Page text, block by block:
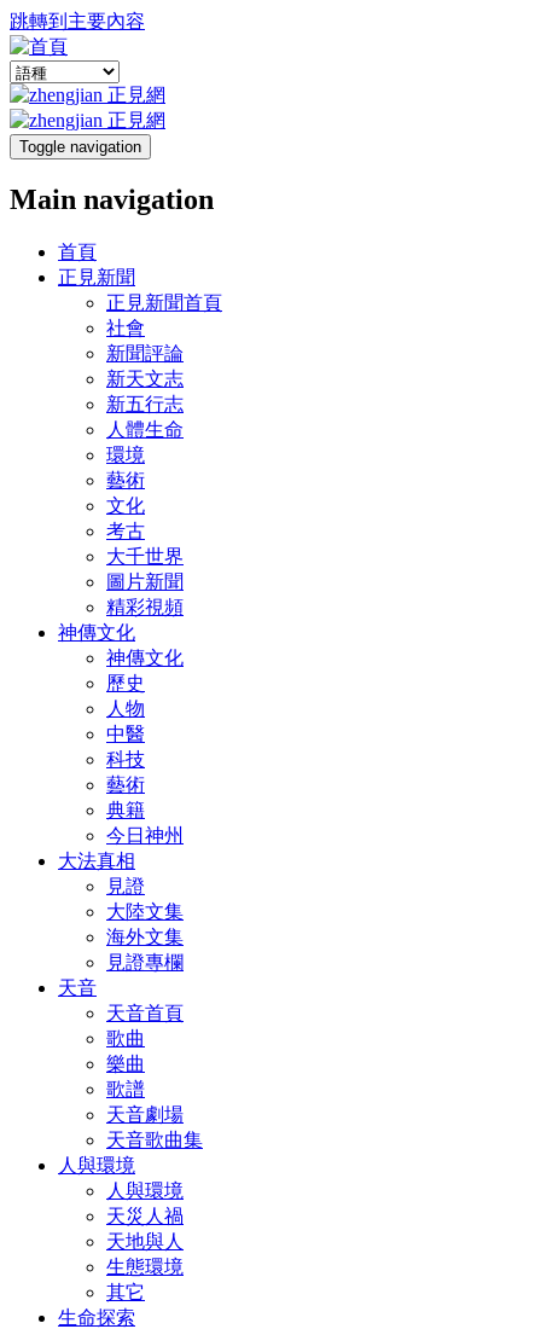
跳轉到主要內容
Toggle navigation
Main navigation
首頁
正見新聞
正見新聞首頁
社會
新聞評論
新天文志
新五行志
人體生命
環境
藝術
文化
考古
大千世界
圖片新聞
精彩視頻
神傳文化
神傳文化
歷史
人物
中醫
科技
藝術
典籍
今日神州
大法真相
見證
大陸文集
海外文集
見證專欄
天音
天音首頁
歌曲
樂曲
歌譜
天音劇場
天音歌曲集
人與環境
人與環境
天災人禍
天地與人
生態環境
其它
生命探索